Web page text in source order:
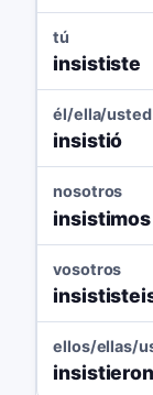
tú
insististe
él/ella/usted
insistió
nosotros
insistimos
vosotros
ellos/ellas/
insistieron